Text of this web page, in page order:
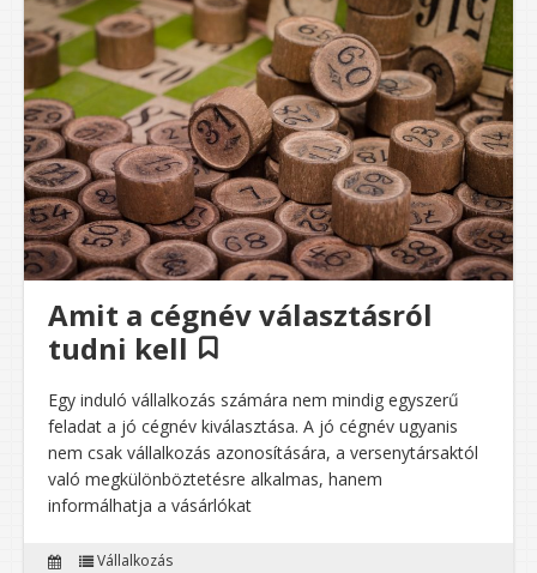
Amit a cégnév választásról
tudni kell
Egy induló vállalkozás számára nem mindig egyszerű
feladat a jó cégnév kiválasztása. A jó cégnév ugyanis
nem csak vállalkozás azonosítására, a versenytársaktól
való megkülönböztetésre alkalmas, hanem
informálhatja a vásárlókat
Vállalkozás